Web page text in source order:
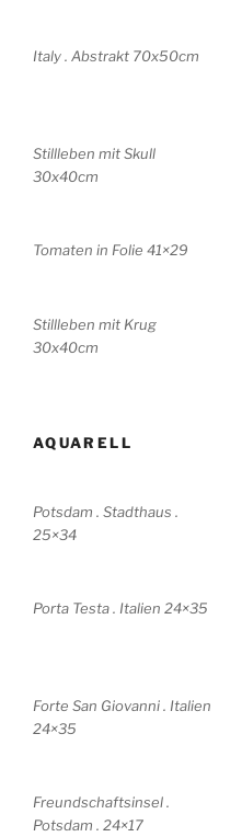
Italy . Abstrakt 70x50cm
Stillleben mit Skull
30x40cm
Tomaten in Folie 41×29
Stillleben mit Krug
30x40cm
AQUARELL
Potsdam . Stadthaus .
25×34
Porta Testa . Italien 24×35
Forte San Giovanni . Italien
24×35
Freundschaftsinsel .
Potsdam . 24×17